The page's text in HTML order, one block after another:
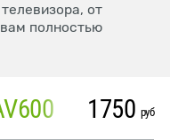
от
полностью
1750 руб